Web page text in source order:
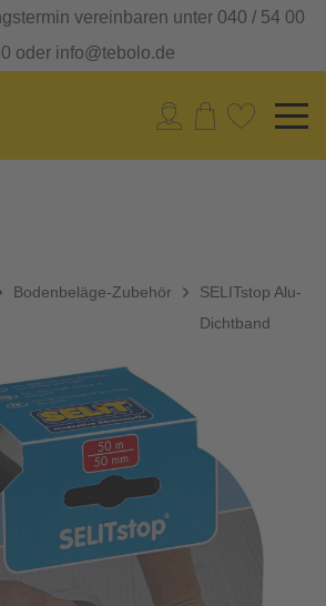
vereinbaren unter 040 / 54 00
oder info@tebolo.de
Bodenbeläge-Zubehör
SELITstop Alu-
Dichtband